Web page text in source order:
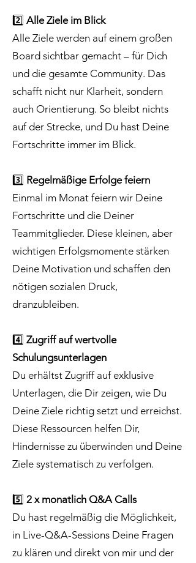
2️⃣ Alle Ziele im Blick
Alle Ziele werden auf einem großen
Board sichtbar gemacht – für Dich
und die gesamte Community. Das
schafft nicht nur Klarheit, sondern
auch Orientierung. So bleibt nichts
auf der Strecke, und Du hast Deine
Fortschritte immer im Blick.
3️⃣ Regelmäßige Erfolge feiern
Einmal im Monat feiern wir Deine
Fortschritte und die Deiner
Teammitglieder. Diese kleinen, aber
wichtigen Erfolgsmomente stärken
Deine Motivation und schaffen den
nötigen sozialen Druck,
dranzubleiben.
4️⃣ Zugriff auf wertvolle
Schulungsunterlagen
Du erhältst Zugriff auf exklusive
Unterlagen, die Dir zeigen, wie Du
Deine Ziele richtig setzt und erreichst.
Diese Ressourcen helfen Dir,
Hindernisse zu überwinden und Deine
Ziele systematisch zu verfolgen.
5️⃣ 2 x monatlich Q&A Calls
Du hast regelmäßig die Möglichkeit,
in Live-Q&A-Sessions Deine Fragen
zu klären und direkt von mir und der